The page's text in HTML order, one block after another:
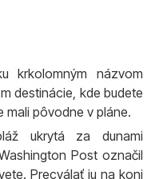
krkolomným názvom
destinácie, kde budete
pôvodne v pláne.
ukrytá za dunami
Post označil
Precválať ju na koni